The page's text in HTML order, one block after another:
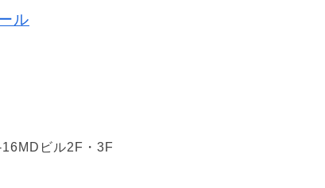
ル
ビル2F・3F